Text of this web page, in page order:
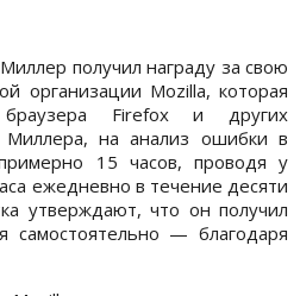
получил награду за свою
организации Mozilla, которая
браузера Firefox и других
на анализ ошибки в
15 часов, проводя у
ежедневно в течение десяти
утверждают, что он получил
самостоятельно — благодаря